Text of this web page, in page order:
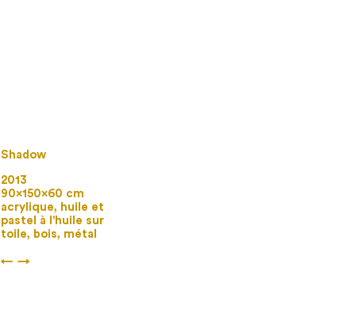
Shadow
2013
90×150×60 cm
acrylique, huile et
pastel à l'huile sur
toile, bois, métal
← →